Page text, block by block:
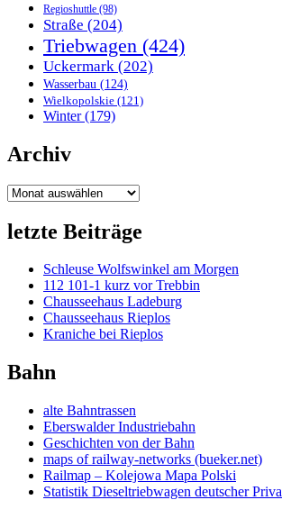
Regioshuttle (98)
Straße (204)
Triebwagen (424)
Uckermark (202)
Wasserbau (124)
Wielkopolskie (121)
Winter(179)
Archiv
Archiv
letzte Beiträge
Schleuse Wolfswinkel am Morgen
112 101-1 kurz vor Trebbin
Chausseehaus Ladeburg
Chausseehaus Rieplos
Kraniche bei Rieplos
Bahn
alte Bahntrassen
Eberswalder Industriebahn
Geschichten von der Bahn
maps of railway-networks (bueker.net)
Railmap – Kolejowa Mapa Polski
Statistik Dieseltriebwagen deutscher